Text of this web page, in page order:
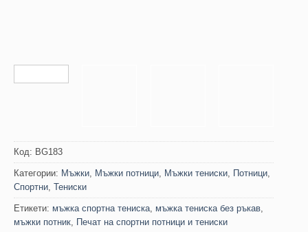
Код: BG183
Категории: Мъжки, Мъжки потници, Мъжки тениски, Потници,
Спортни, Тениски
Етикети: мъжка спортна тениска, мъжка тениска без ръкав,
мъжки потник, Печат на спортни потници и тениски